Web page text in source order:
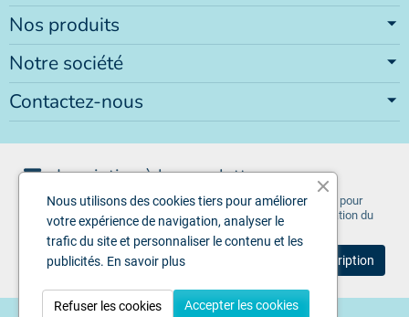
Nos produits
Notre société
Contactez-nous
Inscription à la newsletter
Vous pouvez vous désinscrire à tout moment. Vous trouverez pour
cela nos informations de contact dans les conditions d'utilisation du
Nous utilisons des cookies tiers pour améliorer
votre expérience de navigation, analyser le
trafic du site et personnaliser le contenu et les
publicités. En savoir plus
Accepter les cookies
Refuser les cookies